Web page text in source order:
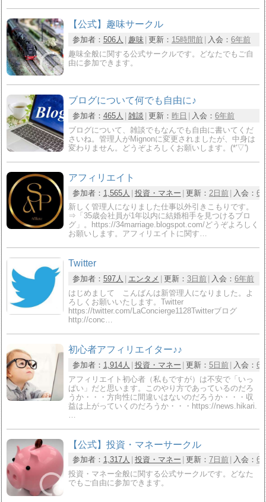
【公式】趣味サークル
参加者： 506人 趣味 更新： 15時間前 入会： 6年前
趣味全般に関する公式サークルです。どなたでもご自
由に参加できます。
ブログについて何でも自由に♪
参加者： 465人 雑談 更新： 昨日 入会： 6年前
ブログについて、雑談でもなんでも自由に書いてくだ
さいね。管理人がMignonに変更されましたが、中身は
変わりません。どうぞよろしくお願いします。(*'▽')
アフィリエイト
参加者： 1,565人 投資・マネー 更新： 2日前 入会： 6
新しく管理人になりました仕事以外引きこもりです。
⇒「35歳会社員が1年以内に結婚相手を見つけるブロ
グ」。https://34marriage.blogspot.com/どうぞよろしく
お願いします。アフィリエイトに関す…
Twitter
参加者： 597人 エンタメ 更新： 3日前 入会： 6年前
はじめまして こんばんは新管理人になりました。よ
ろしくお願いいたします。Twitter
https://twitter.com/LaConcierge1128Twitterブログ
http://conc…
初心者アフィリエイター♪♪
参加者： 1,914人 投資・マネー 更新： 5日前 入会： 6
アフィリエイト初心者（私もですが）は不安で「いっ
ぱい」だと思います。このやり方であっているのだろ
うか・・・方向性に間違いはないのだろうか・・・収
益は上がっていくのだろうか・・・https://news.hikari.
【公式】投資・マネーサークル
参加者： 1,317人 投資・マネー 更新： 7日前 入会： 6
投資・マネー全般に関する公式サークルです。どなた
でもご自由に参加できます。